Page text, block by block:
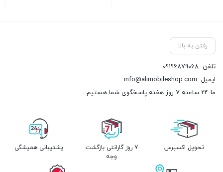
رفتن به بالا
تلفن 09196879068
ایمیل info@alimobileshop.com
ما 24 ساعته 7 روز هفته پاسخگوی شما هستیم
تحویل اکسپرس
7 روز گارانتی بازگشت
وجه
پشتیبانی همیشگی